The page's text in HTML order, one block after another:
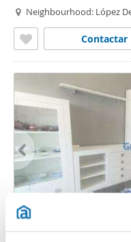
Neighbourhood: López
Contactar